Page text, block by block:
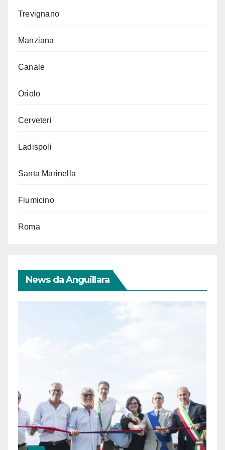
Trevignano
Manziana
Canale
Oriolo
Cerveteri
Ladispoli
Santa Marinella
Fiumicino
Roma
News da Anguillara